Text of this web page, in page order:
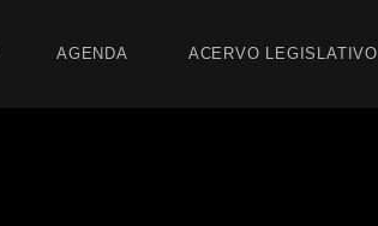
AGENDA ACERVO LEGISLATIVO